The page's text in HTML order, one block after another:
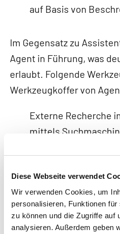
Diese Webseite verwendet
Wir verwenden Cookies, um
personalisieren, Funktionen
zu können und die Zugriffe auf
analysieren. Außerdem geben
auf Basis von
Im Gegensatz zu
Agent in Führung, was
erlaubt. Folgende
Werkzeugkoffer von
Externe Recherche
mittels
Nutzung und
APIs und Services
Eigenständiges
Versenden von
Sprachnachrichten